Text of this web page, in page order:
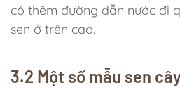
có thêm đường dẫn nước đi
sen ở trên cao.
3.2 Một số mẫu sen